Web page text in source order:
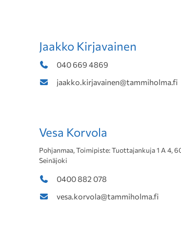
Jaakko Kirjavainen
040 669 4869
jaakko.kirjavainen@tammiholma.fi
Vesa Korvola
Pohjanmaa, Toimipiste: Tuottajankuja 1 A 4,
Seinäjoki
0400 882 078
vesa.korvola@tammiholma.fi